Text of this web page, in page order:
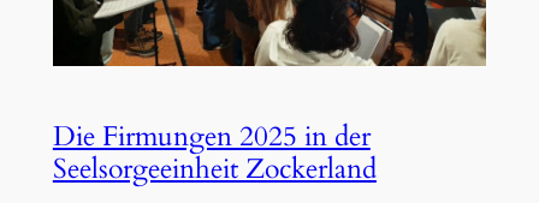
Die Firmungen 2025 in der
Seelsorgeeinheit Zockerland